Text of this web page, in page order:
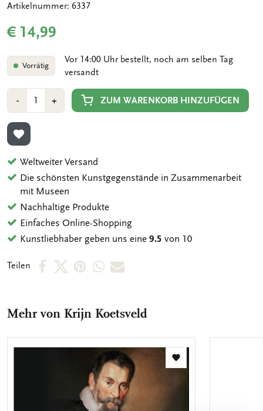
Artikelnummer: 6337
€ 14,99
Vorrätig
Vor 14:00 Uhr bestellt, noch am selben Tag
versandt
-Min
1
Anzahl
+Plus
1
ZUM WARENKORB HINZUFÜGEN
ZUR WUNSCHLISTE HINZUFÜGEN
Weltweiter Versand
Die schönsten Kunstgegenstände in Zusammenarbeit
mit Museen
Nachhaltige Produkte
Einfaches Online-Shopping
Kunstliebhaber geben uns eine9.5 von 10
Teilen
Per Per Per PerPer
teilen
Mehr von Krijn Koetsveld
Zur